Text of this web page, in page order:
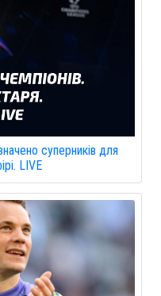
суперників для
LIVE